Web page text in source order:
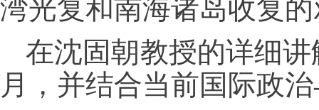
湾光复和南海诸岛收复
在沈固朝教授的详细
月，并结合当前国际政